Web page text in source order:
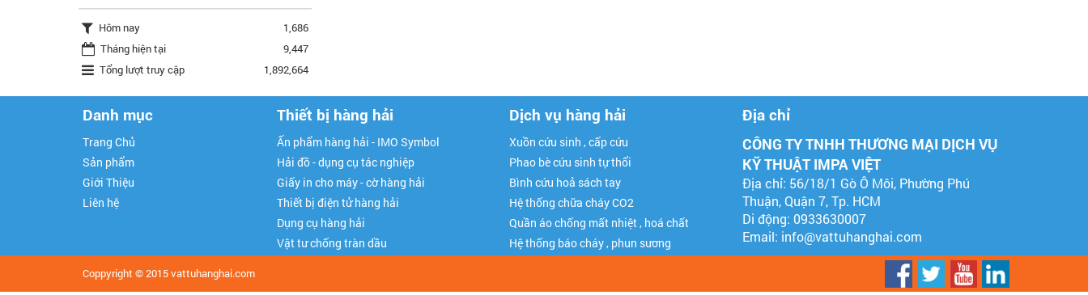
Hôm nay
1,686
Tháng hiện tại
9,447
Tổng lượt truy cập
1,892,664
Danh mục
Trang Chủ
Sản phẩm
Giới Thiệu
Liên hệ
Thiết bị hàng hải
Ấn phẩm hàng hải - IMO Symbol
Hải đồ - dụng cụ tác nghiệp
Giấy in cho máy - cờ hàng hải
Thiết bị điện tử hàng hải
Dụng cụ hàng hải
Vật tư chống tràn dầu
Dịch vụ hàng hải
Xuồn cứu sinh , cấp cứu
Phao bè cứu sinh tự thổi
Bình cứu hoả sách tay
Hệ thống chữa cháy CO2
Quần áo chống mất nhiệt , hoá chất
Hệ thống báo cháy , phun sương
Địa chỉ
CÔNG TY TNHH THƯƠNG MẠI DỊCH VỤ
KỸ THUẬT IMPA VIỆT
Địa chỉ: 56/18/1 Gò Ô Môi, Phường Phú
Thuận, Quận 7, Tp. HCM
Di động: 0933630007
Email: info@vattuhanghai.com
Coppyright © 2015vattuhanghai.com